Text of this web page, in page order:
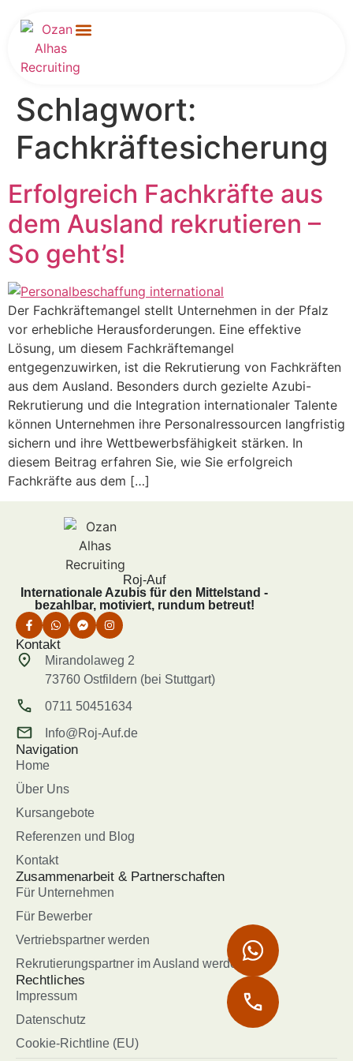
Schlagwort:
Fachkräftesicherung
Erfolgreich Fachkräfte aus
dem Ausland rekrutieren –
So geht’s!
Der Fachkräftemangel stellt Unternehmen in der Pfalz
vor erhebliche Herausforderungen. Eine effektive
Lösung, um diesem Fachkräftemangel
entgegenzuwirken, ist die Rekrutierung von Fachkräften
aus dem Ausland. Besonders durch gezielte Azubi-
Rekrutierung und die Integration internationaler Talente
können Unternehmen ihre Personalressourcen langfristig
sichern und ihre Wettbewerbsfähigkeit stärken. In
diesem Beitrag erfahren Sie, wie Sie erfolgreich
Fachkräfte aus dem […]
Roj-Auf
Internationale Azubis für den Mittelstand -
bezahlbar, motiviert, rundum betreut!
Kontakt
Mirandolaweg 2
73760 Ostfildern (bei Stuttgart)
0711 50451634
Info@Roj-Auf.de
Navigation
Home
Über Uns
Kursangebote
Referenzen und Blog
Kontakt
Zusammenarbeit & Partnerschaften
Für Unternehmen
Für Bewerber
Vertriebspartner werden
Rekrutierungspartner im Ausland werden
Rechtliches
Impressum
Datenschutz
Cookie-Richtline (EU)